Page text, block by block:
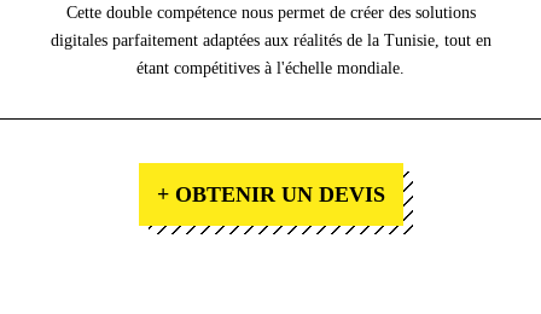
Cette double compétence nous permet de créer des solutions
digitales parfaitement adaptées aux réalités de la Tunisie, tout en
étant compétitives à l'échelle mondiale.
+ OBTENIR UN DEVIS